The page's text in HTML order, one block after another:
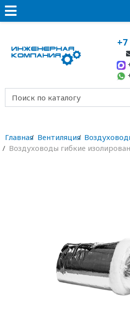
Главная Вентиляция
Воздуховоды гибкие